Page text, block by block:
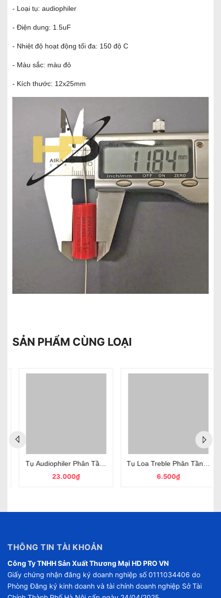
- Loại tụ: audiophiler
- Điện dung: 1.5uF
- Nhiệt độ hoạt động tối đa: 150 độ C
- Màu sắc: màu đỏ
- Kích thước: 12x25mm
SẢN PHẨM CÙNG LOẠI
1.8uF 250V Bảo Vệ Loa Treble
Tụ Audiophiler Phân Tần 12uF 250V Màu Đỏ Loại Tốt
23.000₫
Tụ Loa Treble Phân Tần
6.500₫
THÔNG TIN TÀI KHOẢN
Công Ty TNHH Sản Xuất Thương Mại HD PRO VN
Giấy chứng nhận đăng ký doanh nghiệp số 0111034406 do
Phòng Đăng ký kinh doanh và tài chính doanh nghiệp Sở Tài